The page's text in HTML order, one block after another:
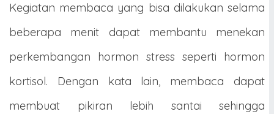
Kegiatan membaca yang bisa dilakukan selama
beberapa menit dapat membantu menekan
perkembangan hormon stress seperti hormon
kortisol. Dengan kata lain, membaca dapat
membuat pikiran lebih santai sehingga